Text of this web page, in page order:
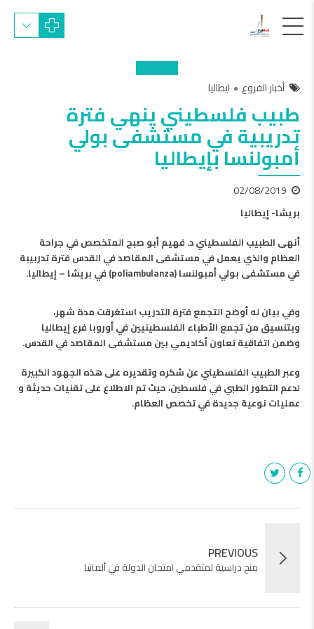
أخبار الفروع ايطاليا
طبيب فلسطيني ينهي فترة
تدريبية في مستشفى بولي
أمبولنسا بإيطاليا
02/08/2019
بريشا- إيطاليا
أنهى الطبيب الفلسطيني د. فهيم أبو صبح المتخصص في جراحة
العظام والذي يعمل في مستشفى المقاصد في القدس فترة تدربيبة
في مستشفى بولي أمبولنسا (poliambulanza) في بريشا – إيطاليا.
وفي بيان له أوضح التجمع فترة التدريب استغرقت مدة شهر،
وبتنسيق من تجمع الأطباء الفلسطينيين في أوروبا فرع إيطاليا
وضمن اتفاقية تعاون أكاديمي بين مستشفى المقاصد في القدس.
وعبر الطبيب الفلسطيني عن شكره وتقديره على هذه الجهود الكبيرة
لدعم التطور الطبي في فلسطين، حيث تم الاطلاع على تقنيات حديثة و
عمليات نوعية جديدة في تخصص العظام.
PREVIOUS
منح دراسية لمتقدمي امتحان الدولة في ألمانيا